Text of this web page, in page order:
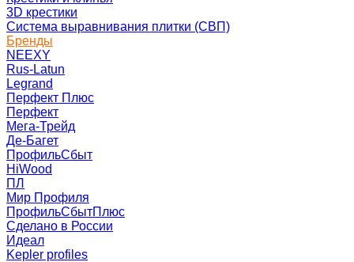
3D крестики
Система выравнивания плитки (СВП)
Бренды
NEEXY
Rus-Latun
Legrand
Перфект Плюс
Перфект
Мега-Трейд
Де-Багет
ПрофильСбыт
HiWood
ПЛ
Мир Профиля
ПрофильСбытПлюс
Сделано в России
Идеал
Kepler profiles